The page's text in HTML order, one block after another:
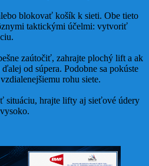
blokovať košík k sieti. Obe tieto
taktickými účelmi: vytvoriť
zaútočiť, zahrajte plochý lift a ak
od súpera. Podobne sa pokúste
rohu siete.
situáciu, hrajte lifty aj sieťové údery